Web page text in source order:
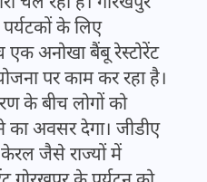
के लिए
एक अनोखा बैंबू रेस्टोरेंट
पर काम कर रहा है।
के बीच लोगों को
का अवसर देगा। जीडीए
जैसे राज्यों में